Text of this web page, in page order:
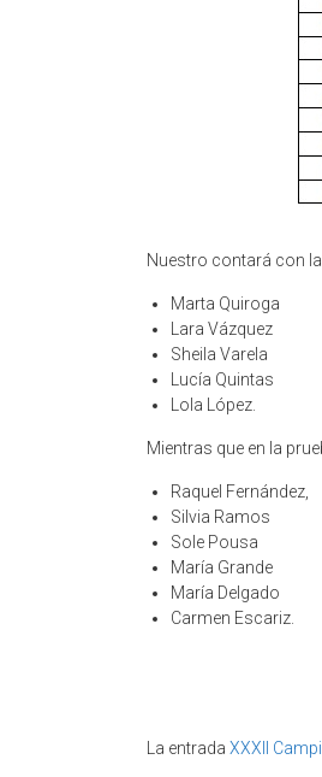
Nuestro contará con
Marta Quiroga
Lara Vázquez
Sheila Varela
Lucía Quintas
Lola López.
Mientras que en la
Raquel Fernández,
Silvia Ramos
Sole Pousa
María Grande
María Delgado
Carmen Escariz.
La entrada XXXII